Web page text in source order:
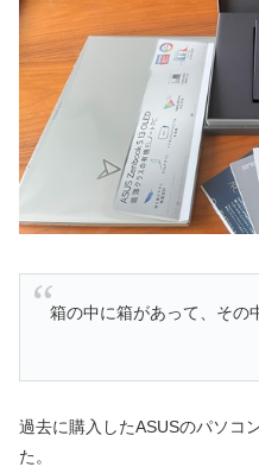
箱の中に箱があって、その
過去に購入したASUSのパソコ
た。